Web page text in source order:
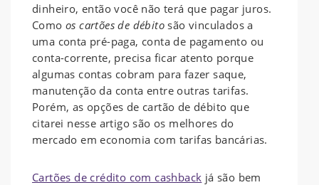
dinheiro, então você não terá que pagar juros.
Como os cartões de débito são vinculados a
uma conta pré-paga, conta de pagamento ou
conta-corrente, precisa ficar atento porque
algumas contas cobram para fazer saque,
manutenção da conta entre outras tarifas.
Porém, as opções de cartão de débito que
citarei nesse artigo são os melhores do
mercado em economia com tarifas bancárias.
Cartões de crédito com cashback já são bem